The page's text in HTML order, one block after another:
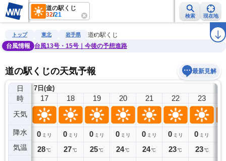
道の駅くじ
32/21 検索 現在地
雨雲レーダー 台風情報 地震情報 ラ
トップ 東北 岩手県
道の駅くじ
台風情報
台風13号・15号｜今後の予想進路
道の駅くじの天気予報 最新見解
日
時
天気
降水
気温
7日(金)
16
0ミリ
29℃
17
0 ミリ
28℃
18
0 ミリ
27℃
19
0 ミリ
25℃
20
0 ミリ
24℃
21
0 ミリ
24℃
22
0 ミリ
23℃
23
0 ミリ
23 ℃